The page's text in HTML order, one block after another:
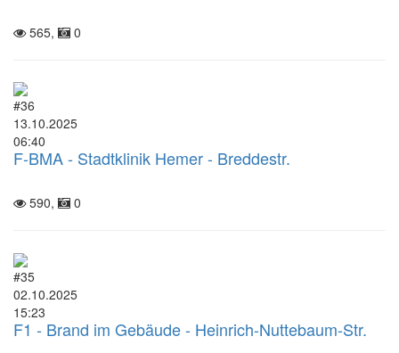
565, 0
#36
13.10.2025
06:40
F-BMA - Stadtklinik Hemer - Breddestr.
590, 0
#35
02.10.2025
15:23
F1 - Brand im Gebäude - Heinrich-Nuttebaum-Str.